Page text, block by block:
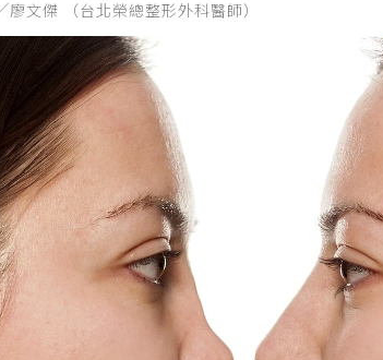
文傑 （台北榮總整形外科醫師）